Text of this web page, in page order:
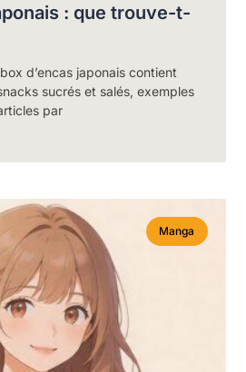
: que trouve-t-
d’encas japonais contient
sucrés et salés, exemples
par
Manga